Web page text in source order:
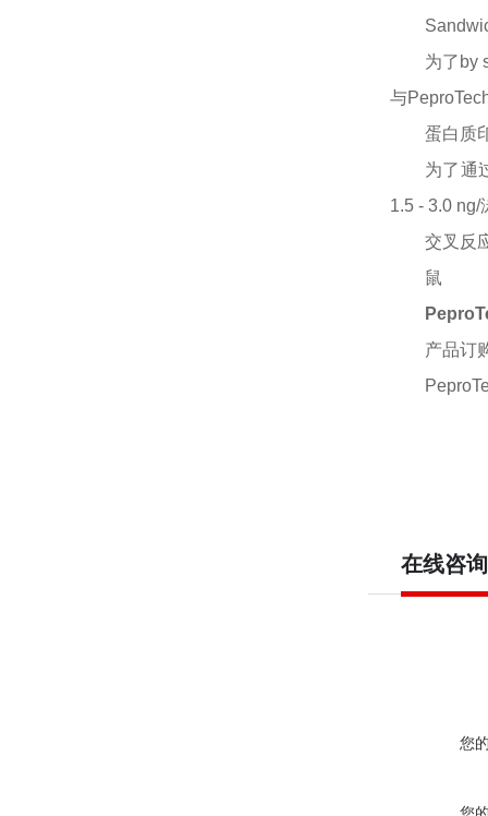
为了 by
与
蛋白质
为了通
1.5 - 3.0
交叉反
鼠
产品订
在线咨询
您